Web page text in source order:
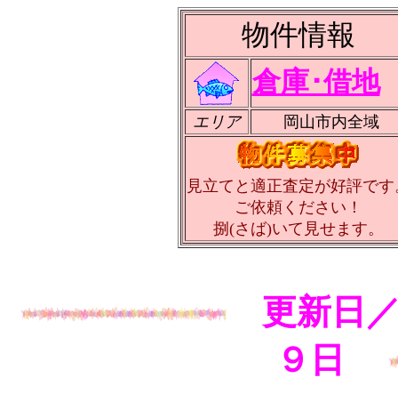
物件情報
倉庫･借地
エリア 岡山市内全域
見立てと適正査定が好評です
ご依頼ください！
捌(さば)いて見せます。
更新日
９ 日